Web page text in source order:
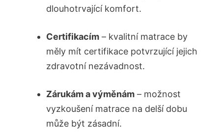
dlouhotrvající komfort.
Certifikacím – kvalitní matrace by
měly mít certifikace potvrzující jejich
zdravotní nezávadnost.
Zárukám a výměnám – možnost
vyzkoušení matrace na delší dobu
může být zásadní.